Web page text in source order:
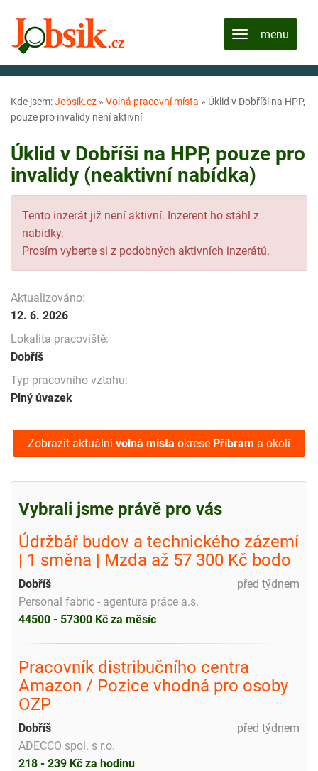
Kde jsem:Jobsik.cz » Volná pracovní místa » Úklid v Dobříši na HPP,
pouze pro invalidy není aktivní
Úklid v Dobříši na HPP, pouze pro
invalidy (neaktivní nabídka)
Tento inzerát již není aktivní. Inzerent ho stáhl z
nabídky.
Prosím vyberte si z podobných aktivních inzerátů.
Aktualizováno:
12. 6. 2026
Lokalita pracoviště:
Dobříš
Typ pracovního vztahu:
Plný úvazek
Zobrazit aktuální volná místa okrese Příbram a okolí
Vybrali jsme právě pro vás
Údržbář budov a technického zázemí
| 1 směna | Mzda až 57 300 Kč bodo
před týdnem
Dobříš
Personal fabric - agentura práce a.s.
44500 - 57300 Kč za měsíc
Pracovník distribučního centra
Amazon / Pozice vhodná pro osoby
OZP
před týdnem
Dobříš
ADECCO spol. s r.o.
218 - 239 Kč za hodinu